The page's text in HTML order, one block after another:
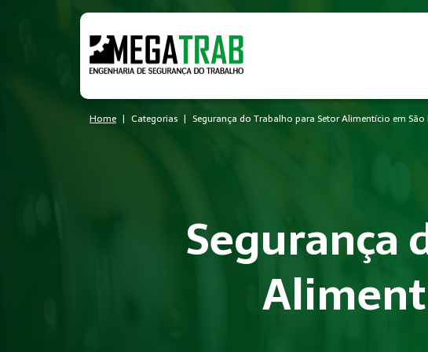
Home Categorias Segurança do Trabalho para Setor Alimentício em São
Segurança